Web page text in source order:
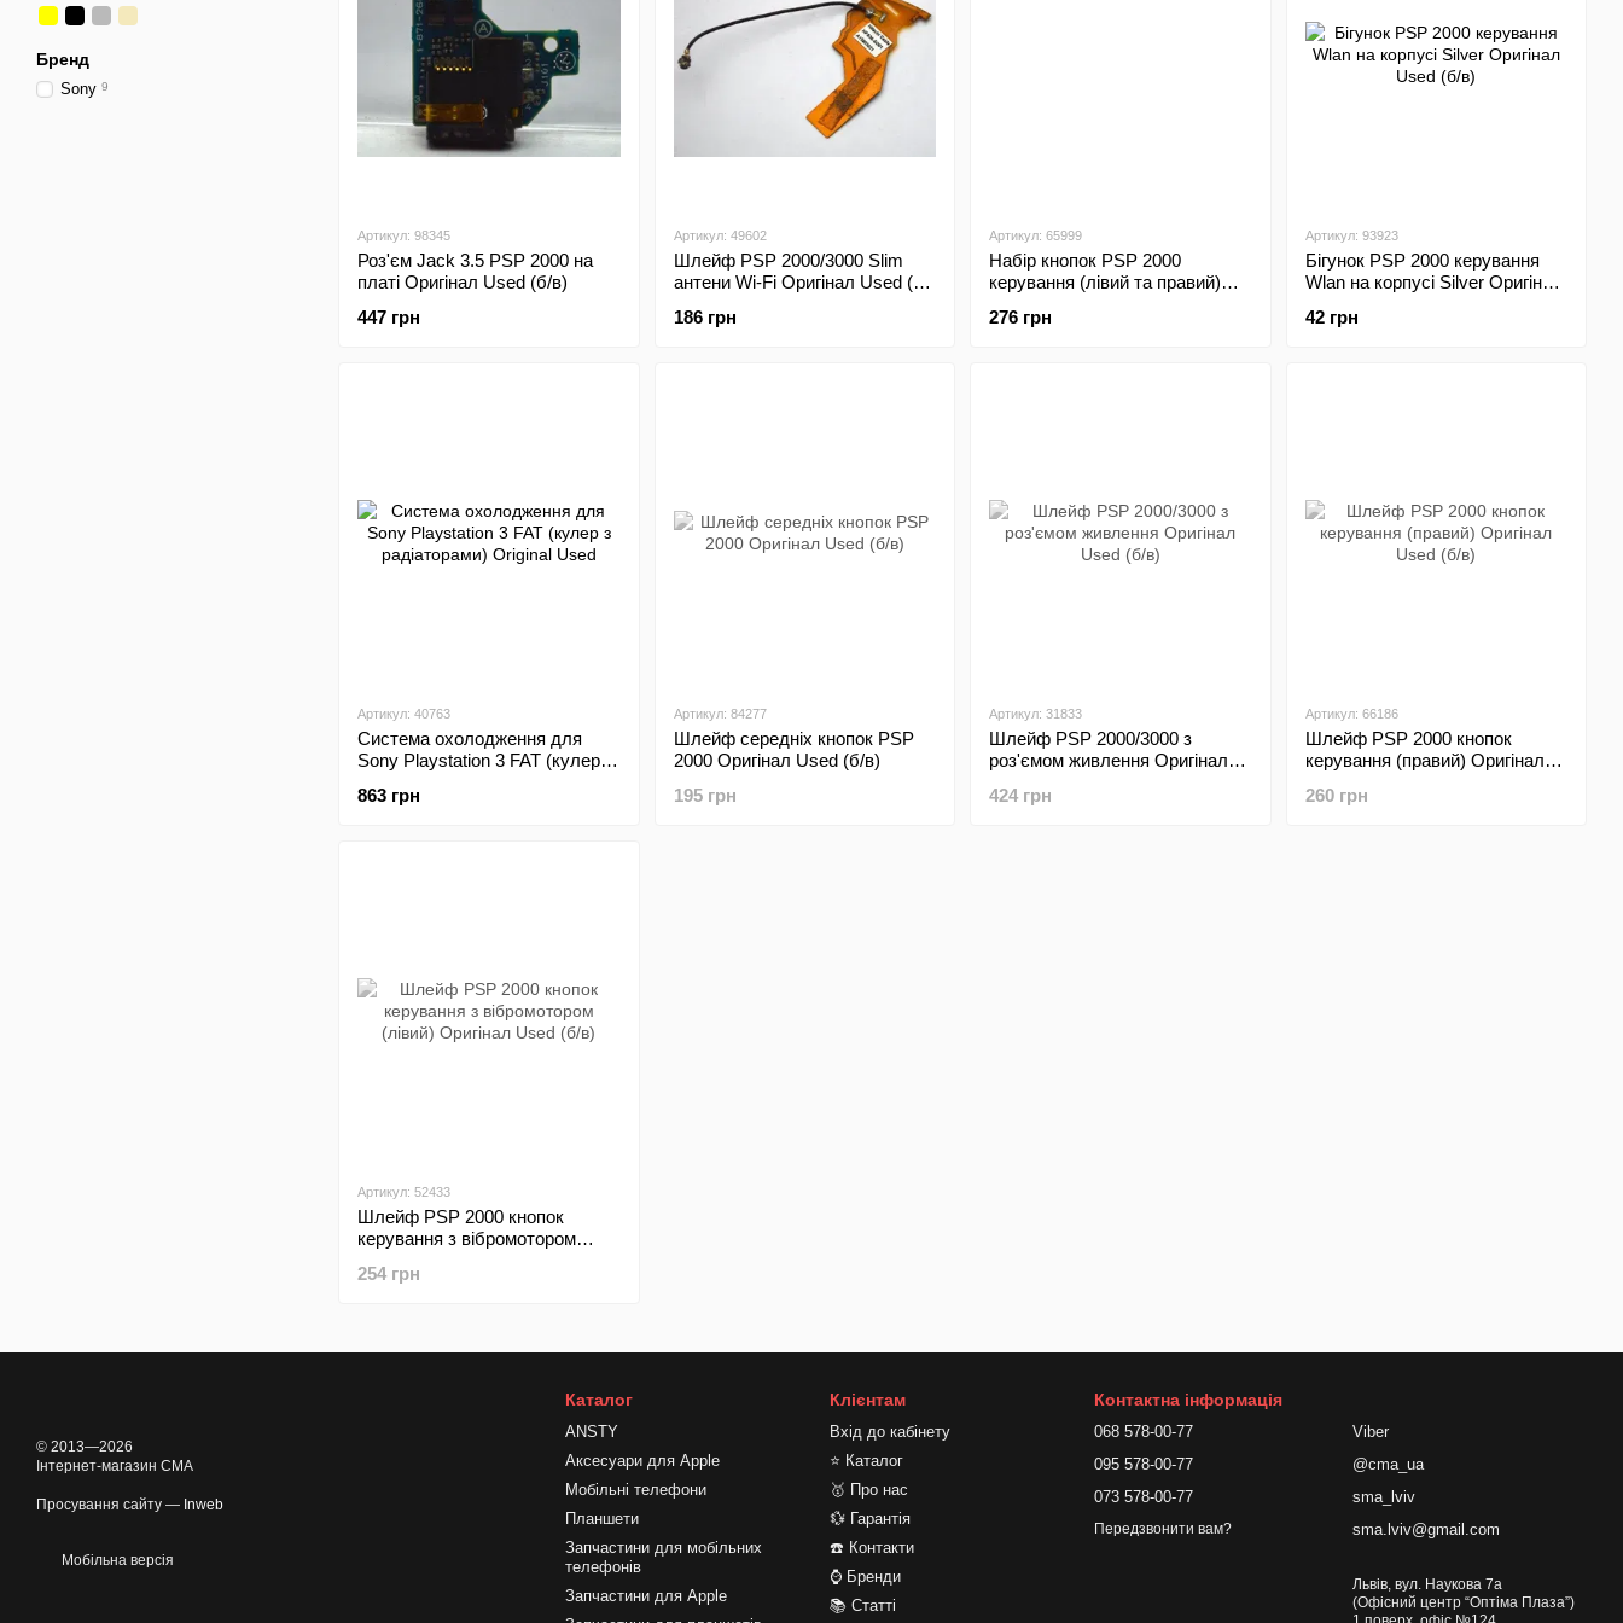
Артикул: 98345
Роз'єм Jack 3.5 PSP 2000 на
платі Оригінал Used (б/в)
447 грн
Артикул: 49602
Шлейф PSP 2000/3000 Slim
антени Wi-Fi Оригінал Used (б/
186 грн
Артикул: 65999
Набір кнопок PSP 2000
керування (лівий та правий)
276 грн
Артикул: 93923
Бігунок PSP 2000 керування
Wlan на корпусі Silver Оригінал
42 грн
Артикул: 40763
Система охолодження для
Sony Playstation 3 FAT (кулер з
863 грн
Артикул: 84277
Шлейф середніх кнопок PSP
2000 Оригінал Used (б/в)
195 грн
Артикул: 31833
Шлейф PSP 2000/3000 з
роз'ємом живлення Оригінал
424 грн
Артикул: 66186
Шлейф PSP 2000 кнопок
керування (правий) Оригінал
260 грн
Артикул: 52433
Шлейф PSP 2000 кнопок
керування з вібромотором
254 грн
Бренд
Sony 9
© 2013—2026
Інтернет-магазин CMA
Просування сайту — Inweb
Мобільна версія
Каталог
ANSTY
Аксесуари для Apple
Мобільні телефони
Планшети
Запчастини для мобільних
телефонів
Запчастини для Apple
Клієнтам
Вхід до кабінету
⭐ Каталог
🥇 Про нас
💱 Гарантія
☎️ Контакти
⌚ Бренди
📚 Статті
Контактна інформація
068 578-00-77
095 578-00-77
073 578-00-77
Передзвонити вам?
Viber
@cma_ua
sma_lviv
sma.lviv@gmail.com
Львів, вул. Наукова 7а
(Офісний центр “Оптіма Плаза”)